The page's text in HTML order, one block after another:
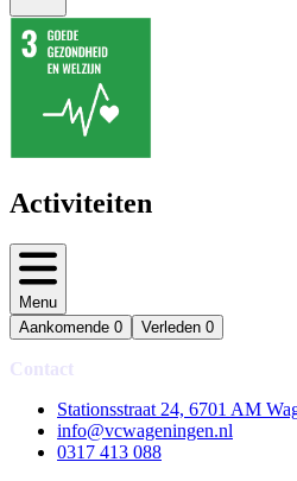
Activiteiten
Menu
Aankomende 0 Verleden 0
Contact
Stationsstraat 24, 6701 AM
info@vcwageningen.nl
0317 413 088